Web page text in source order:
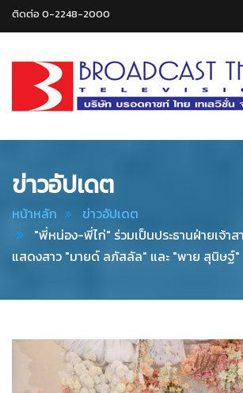
ติดต่อ 0-2248-2000
Thai
ข่าวอัปเดต
หน้าหลัก
ข่าวอัปเดต
"พี่หน่อง-พี่ไก่" ร่วมเป็นประธานฝ่ายเจ้า
แสดงสาว "มายด์ ลภัสลัล" และ "พาย สุนิษฐ์"